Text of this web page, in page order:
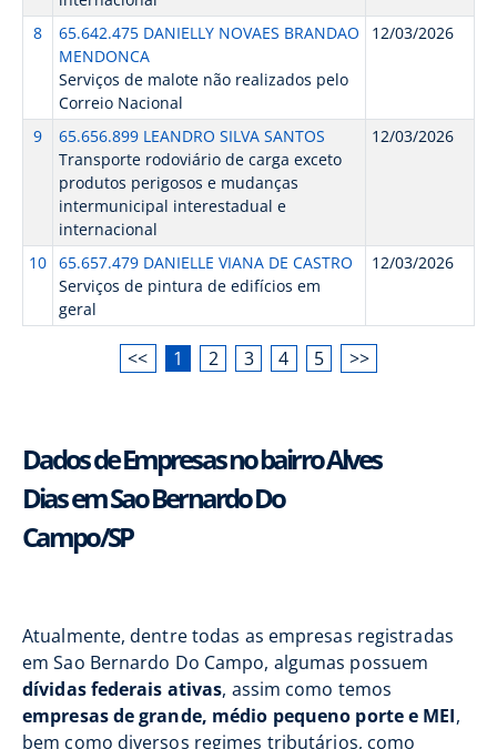
8
65.642.475 DANIELLY NOVAES BRANDAO
MENDONCA
Serviços de malote não realizados pelo
Correio Nacional
12/03/2026
9
65.656.899 LEANDRO SILVA SANTOS
Transporte rodoviário de carga exceto
produtos perigosos e mudanças
intermunicipal interestadual e
internacional
12/03/2026
10 65.657.479 DANIELLE VIANA DE CASTRO
Serviços de pintura de edifícios em
geral
12/03/2026
<< 1 2 3 4 5 >>
Dados de Empresas no bairro Alves
Dias em Sao Bernardo Do
Campo/SP
Atualmente, dentre todas as empresas registradas
em Sao Bernardo Do Campo, algumas possuem
dívidas federais ativas, assim como temos
empresas de grande, médio pequeno porte e MEI,
bem como diversos regimes tributários, como